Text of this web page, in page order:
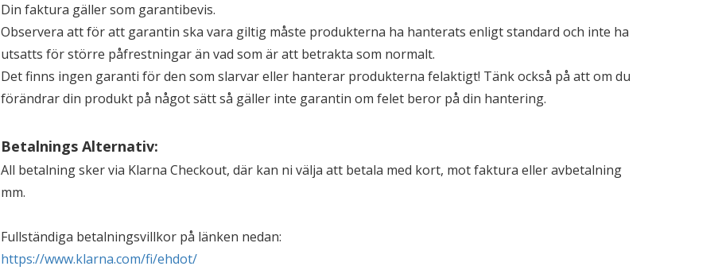
Din faktura gäller som garantibevis.
Observera att för att garantin ska vara giltig måste produkterna ha hanterats enligt standard och inte ha
utsatts för större påfrestningar än vad som är att betrakta som normalt.
Det finns ingen garanti för den som slarvar eller hanterar produkterna felaktigt! Tänk också på att om du
förändrar din produkt på något sätt så gäller inte garantin om felet beror på din hantering.
Betalnings Alternativ:
All betalning sker via Klarna Checkout, där kan ni välja att betala med kort, mot faktura eller avbetalning
mm.
Fullständiga betalningsvillkor på länken nedan:
https://www.klarna.com/fi/ehdot/